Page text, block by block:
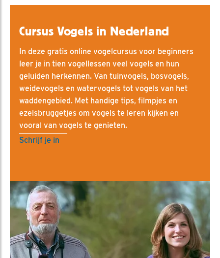
Cursus Vogels in Nederland
In deze gratis online vogelcursus voor beginners
leer je in tien vogellessen veel vogels en hun
geluiden herkennen. Van tuinvogels, bosvogels,
weidevogels en watervogels tot vogels van het
waddengebied. Met handige tips, filmpjes en
ezelsbruggetjes om vogels te leren kijken en
vooral van vogels te genieten.
Schrijf je in